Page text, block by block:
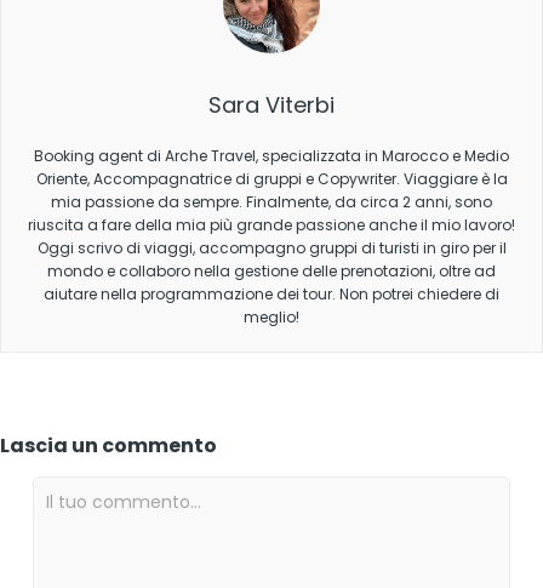
Sara Viterbi
Booking agent di Arche Travel, specializzata in Marocco e Medio
Oriente, Accompagnatrice di gruppi e Copywriter. Viaggiare è la
mia passione da sempre. Finalmente, da circa 2 anni, sono
riuscita a fare della mia più grande passione anche il mio lavoro!
Oggi scrivo di viaggi, accompagno gruppi di turisti in giro per il
mondo e collaboro nella gestione delle prenotazioni, oltre ad
aiutare nella programmazione dei tour. Non potrei chiedere di
meglio!
Lascia un commento